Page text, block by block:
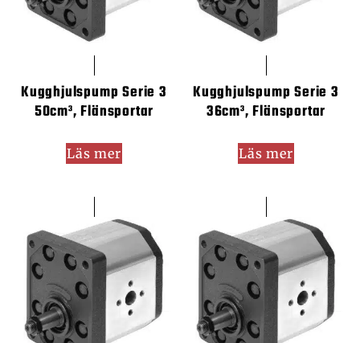
Kugghjulspump Serie 3
50cm³, Flänsportar
Läs mer
Kugghjulspump Serie 3
36cm³, Flänsportar
Läs mer